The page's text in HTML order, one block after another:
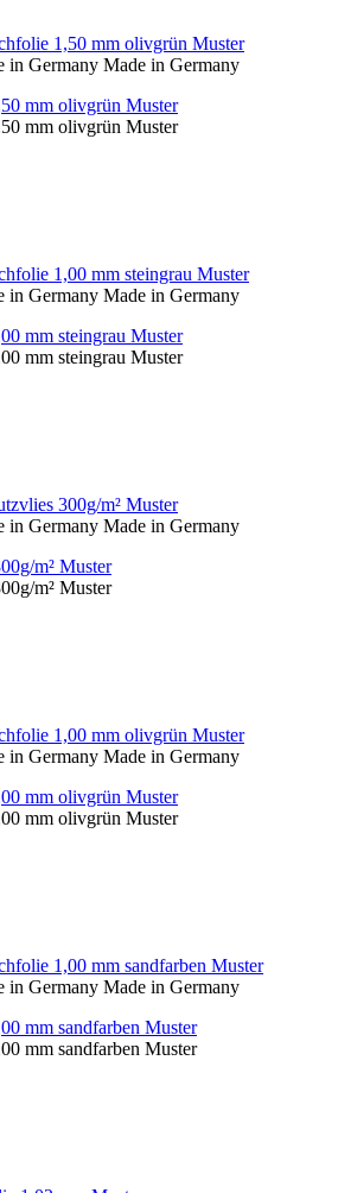
Made in Germany
mm olivgrün Muster
mm olivgrün Muster
Made in Germany
mm steingrau Muster
mm steingrau Muster
Made in Germany
m² Muster
m² Muster
Made in Germany
mm olivgrün Muster
mm olivgrün Muster
Made in Germany
mm sandfarben Muster
mm sandfarben Muster